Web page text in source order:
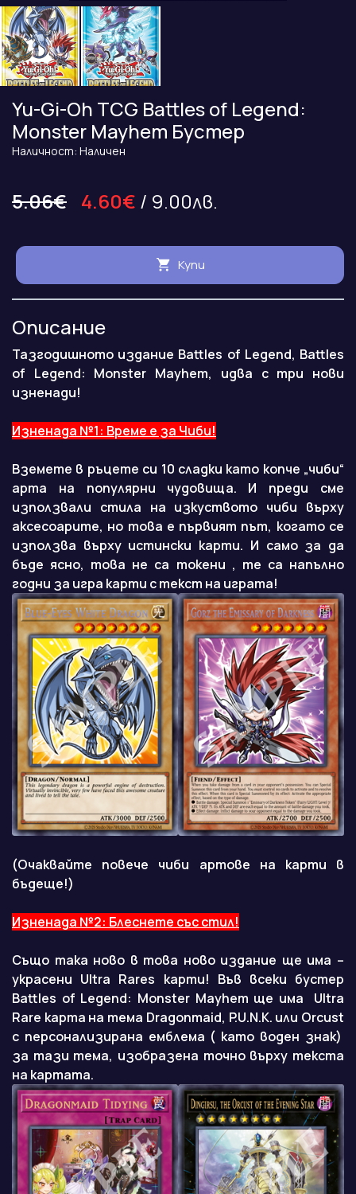
Yu-Gi-Oh TCG Battles of Legend:
Monster Mayhem Бустер
Наличност: Наличен
5.06€ 4.60€ / 9.00лв.
Купи
Описание
Тазгодишното издание Battles of Legend, Battles
of Legend: Monster Mayhem, идва с три нови
изненади!
Изненада №1: Време е за Чиби!
Вземете в ръцете си 10 сладки като копче „чиби“
арта на популярни чудовища. И преди сме
използвали стила на изкуството чиби върху
аксесоарите, но това е първият път, когато се
използва върху истински карти. И само за да
бъде ясно, това не са токени , те са напълно
годни за игра карти с текст на играта!
(Очаквайте повече чиби артове на карти в
бъдеще!)
Изненада №2: Блеснете със стил!
Също така ново в това ново издание ще има –
украсени Ultra Rares карти! Във всеки бустер
Battles of Legend: Monster Mayhem ще има Ultra
Rare карта на тема Dragonmaid, P.U.N.K. или Orcust
с персонализирана емблема ( като воден знак)
за тази тема, изобразена точно върху текста
на картата.